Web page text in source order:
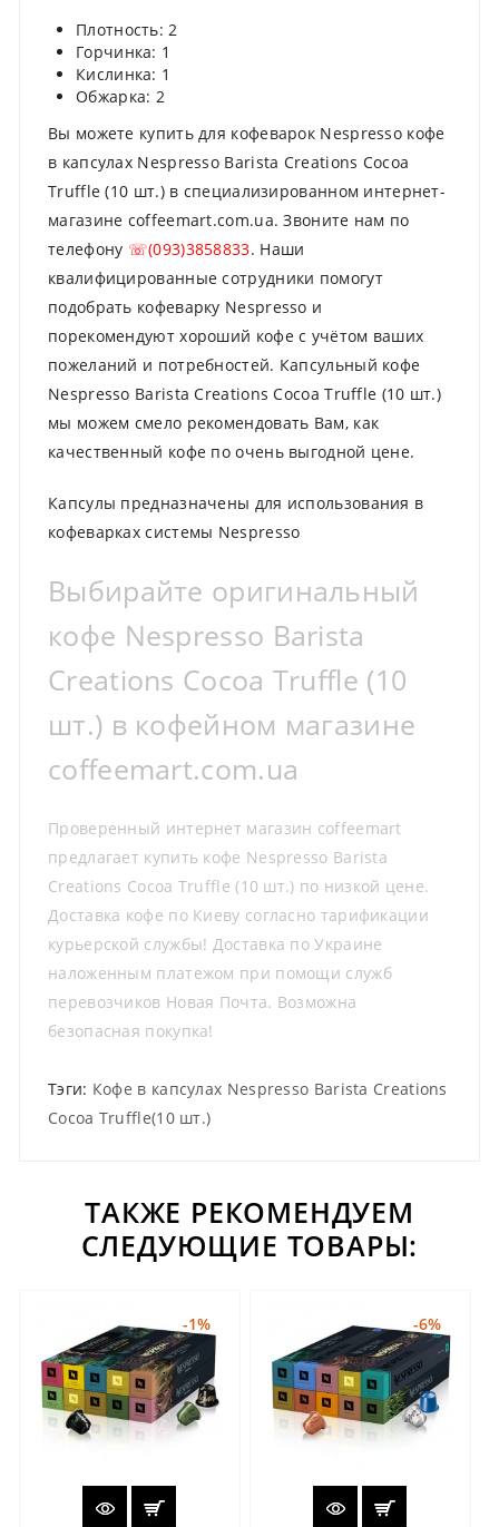
Плотность: 2
Горчинка: 1
Кислинка: 1
Обжарка: 2
Вы можете купить для кофеварок Nespresso кофе
в капсулах Nespresso Barista Creations Cocoa
Truffle (10 шт.) в специализированном интернет-
магазине coffeemart.com.ua. Звоните нам по
телефону ☏(093)3858833. Наши
квалифицированные сотрудники помогут
подобрать кофеварку Nespresso и
порекомендуют хороший кофе с учётом ваших
пожеланий и потребностей. Капсульный кофе
Nespresso Barista Creations Cocoa Truffle (10 шт.)
мы можем смело рекомендовать Вам, как
качественный кофе по очень выгодной цене.
Капсулы предназначены для использования в
кофеварках системы Nespresso
Выбирайте оригинальный
кофе Nespresso Barista
Creations Cocoa Truffle (10
шт.) в кофейном магазине
coffeemart.com.ua
Проверенный интернет магазин coffeemart
предлагает купить кофе Nespresso Barista
Creations Cocoa Truffle (10 шт.) по низкой цене.
Доставка кофе по Киеву согласно тарификации
курьерской службы! Доставка по Украине
наложенным платежом при помощи служб
перевозчиков Новая Почта. Возможна
безопасная покупка!
Тэги: Кофе в капсулах Nespresso Barista Creations
Cocoa Truffle(10 шт.)
ТАКЖЕ РЕКОМЕНДУЕМ
СЛЕДУЮЩИЕ ТОВАРЫ:
-1% -6%